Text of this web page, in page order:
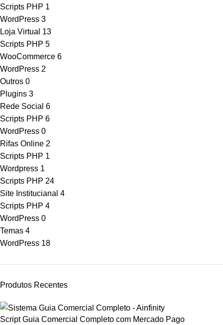
Scripts PHP 1
WordPress 3
Loja Virtual 13
Scripts PHP 5
WooCommerce 6
WordPress 2
Outros 0
Plugins 3
Rede Social 6
Scripts PHP 6
WordPress 0
Rifas Online 2
Scripts PHP 1
Wordpress 1
Scripts PHP 24
Site Institucianal 4
Scripts PHP 4
WordPress 0
Temas 4
WordPress 18
Produtos Recentes
Script Guia Comercial Completo com Mercado Pago